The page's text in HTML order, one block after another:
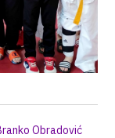
Obradović